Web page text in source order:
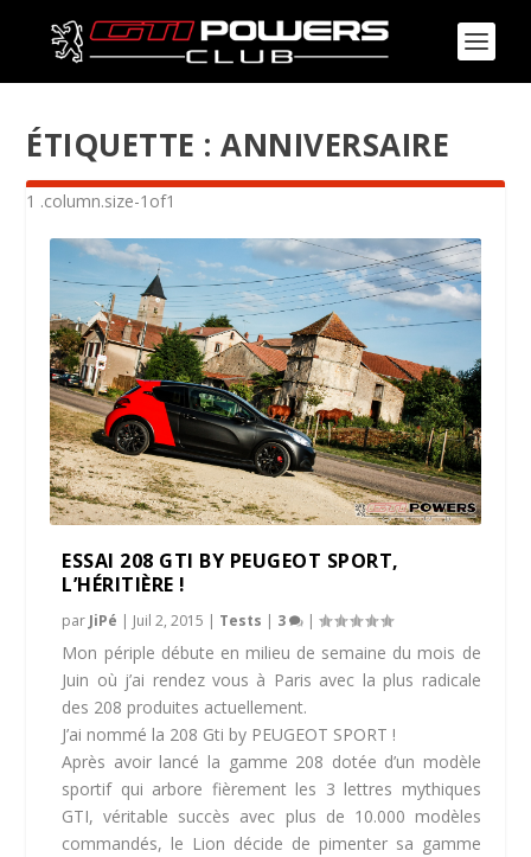
ÉTIQUETTE :ANNIVERSAIRE
ESSAI 208 GTI BY PEUGEOT SPORT,
L’HÉRITIÈRE !
par JiPé | Juil 2, 2015 | Tests | 3 |
Mon périple débute en milieu de semaine du mois de
Juin où j’ai rendez vous à Paris avec la plus radicale
des 208 produites actuellement.
J’ai nommé la 208 Gti by PEUGEOT SPORT !
Après avoir lancé la gamme 208 dotée d’un modèle
sportif qui arbore fièrement les 3 lettres mythiques
GTI, véritable succès avec plus de 10.000 modèles
commandés, le Lion décide de pimenter sa gamme